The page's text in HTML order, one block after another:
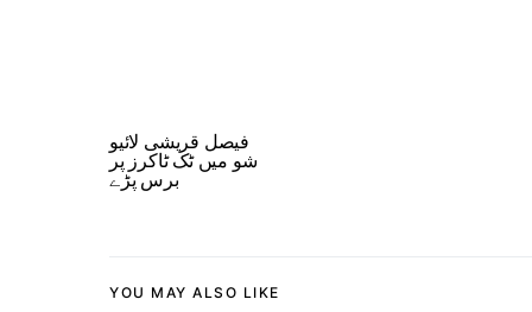
فیصل قریشی لائیو
شو میں ٹک ٹاکرز پر
برس پڑے
YOU MAY ALSO LIKE